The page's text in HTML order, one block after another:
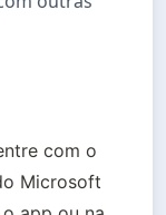
com o
Microsoft